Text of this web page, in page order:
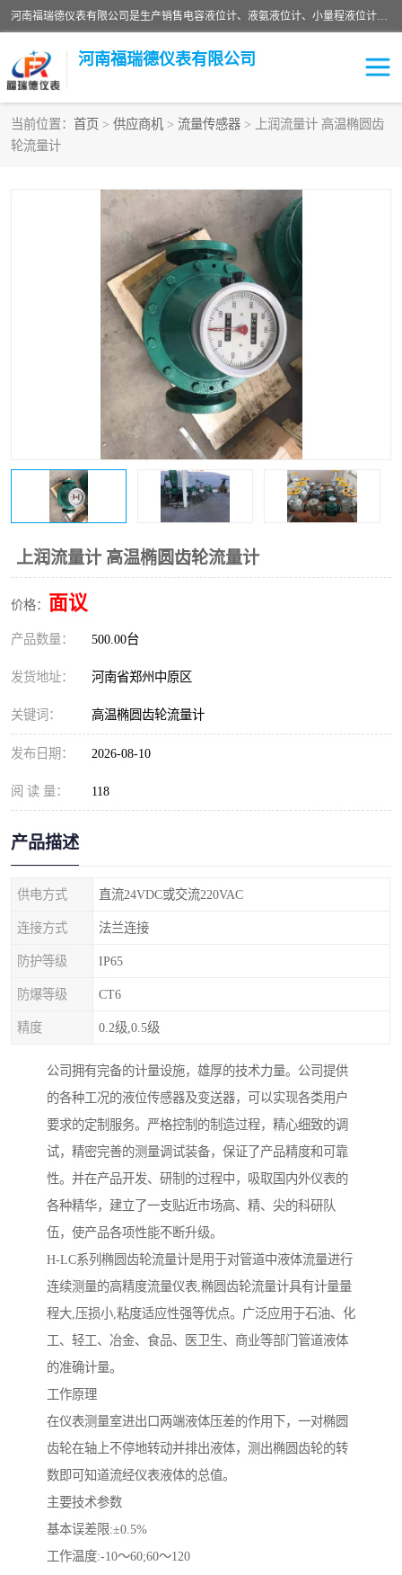
河南福瑞德仪表有限公司是生产销售电容液位计、液氨液位计、小量程液位计定制、智能锅炉水位计、液氮液位计等；并在产品开发、研制的过程中，吸取国内外仪器仪表的技术精华，建立了一支高、精、尖的科研开发队伍，使产品性能不断升级。
河南福瑞德仪表有限公司
当前位置： 首页 > 供应商机 > 流量传感器 > 上润流量计 高温椭圆齿
轮流量计
上润流量计 高温椭圆齿轮流量计
价格： 面议
产品数量： 500.00台
发货地址： 河南省郑州中原区
关键词： 高温椭圆齿轮流量计
发布日期： 2026-08-10
阅 读 量： 118
产品描述
供电方式 直流24VDC或交流220VAC
连接方式 法兰连接
防护等级 IP65
防爆等级 CT6
精度 0.2级,0.5级
公司拥有完备的计量设施，雄厚的技术力量。公司提供
的各种工况的液位传感器及变送器，可以实现各类用户
要求的定制服务。严格控制的制造过程，精心细致的调
试，精密完善的测量调试装备，保证了产品精度和可靠
性。并在产品开发、研制的过程中，吸取国内外仪表的
各种精华，建立了一支贴近市场高、精、尖的科研队
伍，使产品各项性能不断升级。
H-LC系列椭圆齿轮流量计是用于对管道中液体流量进行
连续测量的高精度流量仪表,椭圆齿轮流量计具有计量量
程大,压损小,粘度适应性强等优点。广泛应用于石油、化
工、轻工、冶金、食品、医卫生、商业等部门管道液体
的准确计量。
工作原理
在仪表测量室进出口两端液体压差的作用下，一对椭圆
齿轮在轴上不停地转动并排出液体，测出椭圆齿轮的转
数即可知道流经仪表液体的总值。
主要技术参数
基本误差限:±0.5%
工作温度:-10～60;60～120
液位计
流量传感器
液氮液位计
液位计传感器定制
物位计
测漏仪
锅炉水位计
智能锅炉水位计 电容液位计
流量仪表 加油站液位仪